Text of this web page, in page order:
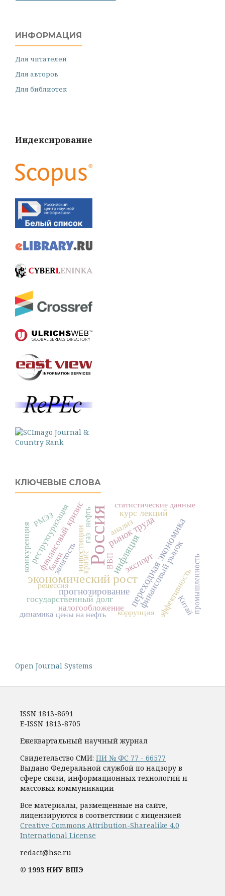
ИНФОРМАЦИЯ
Для читателей
Для авторов
Для библиотек
Индексирование
КЛЮЧЕВЫЕ СЛОВА
Россия
экономический ростпереходная экономика
инфляция
рынок труда
инвестиции
прогнозирование
государственный долг
финансовый кризис курс лекций
финансовый рынок
конкуренция экспорт
эффективность
занятость
реструктуризация
налогообложение
анализ
Китай
газ
статистические данные
кризис
цены на нефть
нефть
банки
коррупция промышленность
РМЭЗ
ВВП
рецессия
динамика
Open Journal Systems
ISSN 1813-8691
E-ISSN 1813-8705
Ежеквартальный научный журнал
Свидетельство СМИ: ПИ № ФС 77 - 66577
Выдано Федеральной службой по надзору в
сфере связи, информационных технологий и
массовых коммуникаций
Все материалы, размещенные на сайте,
лицензируются в соответствии с лицензией
Creative Commons Attribution-Sharealike 4.0
International License
redact@hse.ru
© 1993 НИУ ВШЭ